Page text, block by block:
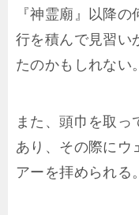
『神霊廟』以降
行を積んで見習い
たのかもしれない。
また、頭巾を取
あり、その際に
アーを拝められる。